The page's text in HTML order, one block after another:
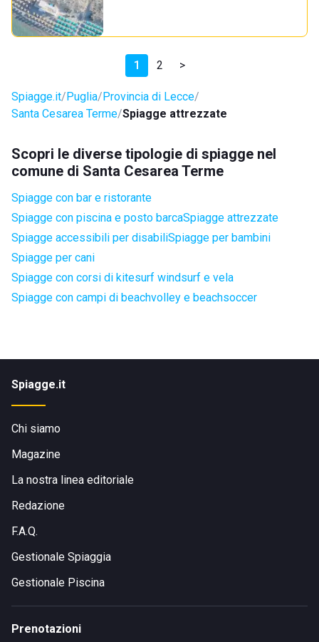
1 2 >
Spiagge.it Puglia Provincia di Lecce
Santa Cesarea Terme Spiagge attrezzate
Scopri le diverse tipologie di spiagge nel
comune di Santa Cesarea Terme
Spiagge con bar e ristorante
Spiagge con piscina e posto barcaSpiagge attrezzate
Spiagge accessibili per disabiliSpiagge per bambini
Spiagge per cani
Spiagge con corsi di kitesurf windsurf e vela
Spiagge con campi di beachvolley e beachsoccer
Spiagge.it
Chi siamo
Magazine
La nostra linea editoriale
Redazione
F.A.Q.
Gestionale Spiaggia
Gestionale Piscina
Prenotazioni